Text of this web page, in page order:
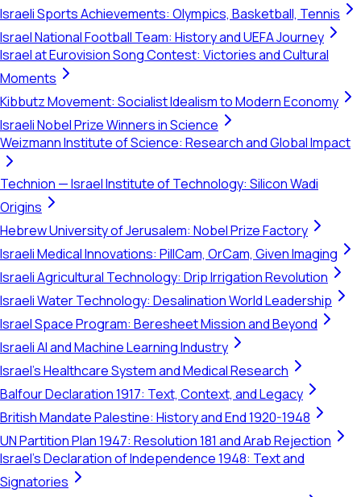
Israeli Sports Achievements: Olympics, Basketball, Tennis
Israel National Football Team: History and UEFA Journey
Israel at Eurovision Song Contest: Victories and Cultural
Moments
Kibbutz Movement: Socialist Idealism to Modern Economy
Israeli Nobel Prize Winners in Science
Weizmann Institute of Science: Research and Global Impact
Technion — Israel Institute of Technology: Silicon Wadi
Origins
Hebrew University of Jerusalem: Nobel Prize Factory
Israeli Medical Innovations: PillCam, OrCam, Given Imaging
Israeli Agricultural Technology: Drip Irrigation Revolution
Israeli Water Technology: Desalination World Leadership
Israel Space Program: Beresheet Mission and Beyond
Israeli AI and Machine Learning Industry
Israel's Healthcare System and Medical Research
Balfour Declaration 1917: Text, Context, and Legacy
British Mandate Palestine: History and End 1920-1948
UN Partition Plan 1947: Resolution 181 and Arab Rejection
Israel's Declaration of Independence 1948: Text and
Signatories